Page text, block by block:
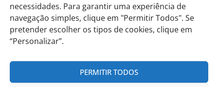
necessidades. Para garantir uma experiência de
navegação simples, clique em "Permitir Todos". Se
pretender escolher os tipos de cookies, clique em
“Personalizar”.
PERMITIR TODOS
Diana de Frias
Comunicados anteriores